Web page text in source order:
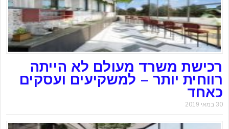
רכישת משרד מעולם לא הייתה
רווחית יותר – למשקיעים ועסקים
כאחד
30 במאי 2019